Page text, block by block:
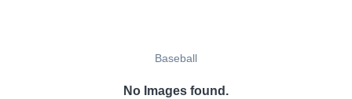
Baseball
No Images found.